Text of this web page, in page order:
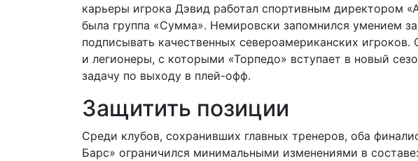
карьеры игрока Дэвид работал спортивным директором
была группа «Сумма». Немировски запомнился умением
подписывать качественных североамериканских
и легионеры, с которыми «Торпедо» вступает в новый
задачу по выходу в плей-офф.
Защитить позиции
Среди клубов, сохранивших главных тренеров, оба
Барс» ограничился минимальными изменениями в